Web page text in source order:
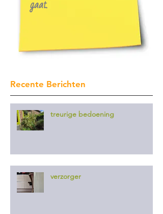
gaat.
Recente Berichten
treurige bedoening
verzorger